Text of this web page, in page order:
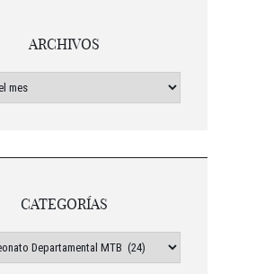
ARCHIVOS
CATEGORÍAS